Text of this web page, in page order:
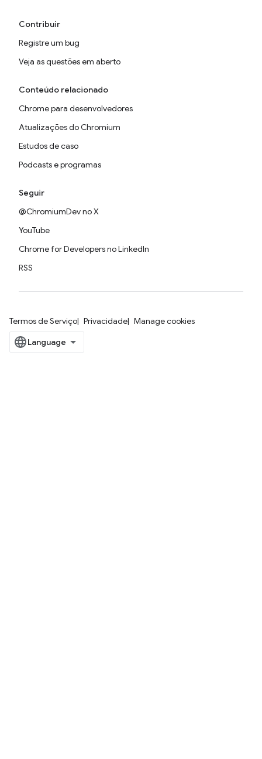
Contribuir
Registre um bug
Veja as questões em aberto
Conteúdo relacionado
Chrome para desenvolvedores
Atualizações do Chromium
Estudos de caso
Podcasts e programas
Seguir
@ChromiumDev no X
YouTube
Chrome for Developers no LinkedIn
RSS
Termos de Serviço Privacidade Manage cookies